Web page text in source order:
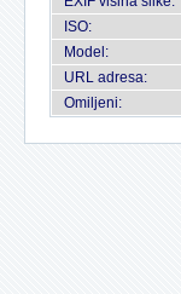
ISO:
Model:
URL adresa:
Omiljeni: